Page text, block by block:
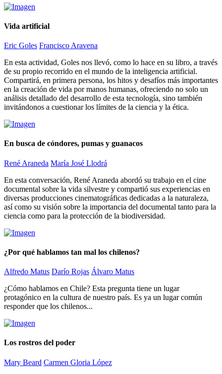
Vida artificial
Eric Goles Francisco Aravena
En esta actividad, Goles nos llevó, como lo hace en su libro, a través
de su propio recorrido en el mundo de la inteligencia artificial.
Compartirá, en primera persona, los hitos y desafíos más importantes
en la creación de vida por manos humanas, ofreciendo no solo un
análisis detallado del desarrollo de esta tecnología, sino también
invitándonos a cuestionar los límites de la ciencia y la ética.
En busca de cóndores, pumas y guanacos
René Araneda María José Llodrá
En esta conversación, René Araneda abordó su trabajo en el cine
documental sobre la vida silvestre y compartió sus experiencias en
diversas producciones cinematográficas dedicadas a la naturaleza,
así como su visión sobre la importancia del documental tanto para la
ciencia como para la protección de la biodiversidad.
¿Por qué hablamos tan mal los chilenos?
Alfredo Matus Darío Rojas Álvaro Matus
¿Cómo hablamos en Chile? Esta pregunta tiene un lugar
protagónico en la cultura de nuestro país. Es ya un lugar común
responder que los chilenos...
Los rostros del poder
Mary Beard Carmen Gloria López